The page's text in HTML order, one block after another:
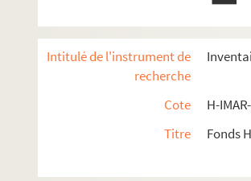
Intitulé de l'instrument de
recherche
Cote
H-
Titre
Fonds
H-IMAR-12-33-121. Sainte
H-IMAR-12-33-122. Sainte
H-IMAR-12-33-125. Sainte